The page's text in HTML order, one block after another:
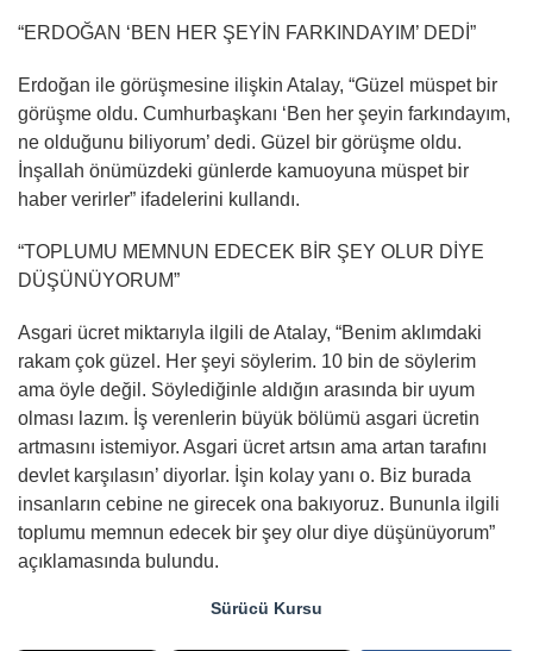
“ERDOĞAN ‘BEN HER ŞEYİN FARKINDAYIM’ DEDİ”
Erdoğan ile görüşmesine ilişkin Atalay, “Güzel müspet bir
görüşme oldu. Cumhurbaşkanı ‘Ben her şeyin farkındayım,
ne olduğunu biliyorum’ dedi. Güzel bir görüşme oldu.
İnşallah önümüzdeki günlerde kamuoyuna müspet bir
haber verirler” ifadelerini kullandı.
“TOPLUMU MEMNUN EDECEK BİR ŞEY OLUR DİYE
DÜŞÜNÜYORUM”
Asgari ücret miktarıyla ilgili de Atalay, “Benim aklımdaki
rakam çok güzel. Her şeyi söylerim. 10 bin de söylerim
ama öyle değil. Söylediğinle aldığın arasında bir uyum
olması lazım. İş verenlerin büyük bölümü asgari ücretin
artmasını istemiyor. Asgari ücret artsın ama artan tarafını
devlet karşılasın’ diyorlar. İşin kolay yanı o. Biz burada
insanların cebine ne girecek ona bakıyoruz. Bununla ilgili
toplumu memnun edecek bir şey olur diye düşünüyorum”
açıklamasında bulundu.
Sürücü Kursu